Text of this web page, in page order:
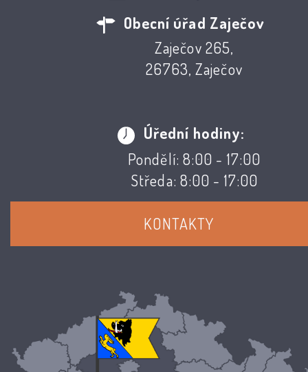
Obecní úřad Zaječov
Zaječov 265,
26763, Zaječov
Úřední hodiny:
Pondělí: 8:00 - 17:00
Středa: 8:00 - 17:00
KONTAKTY